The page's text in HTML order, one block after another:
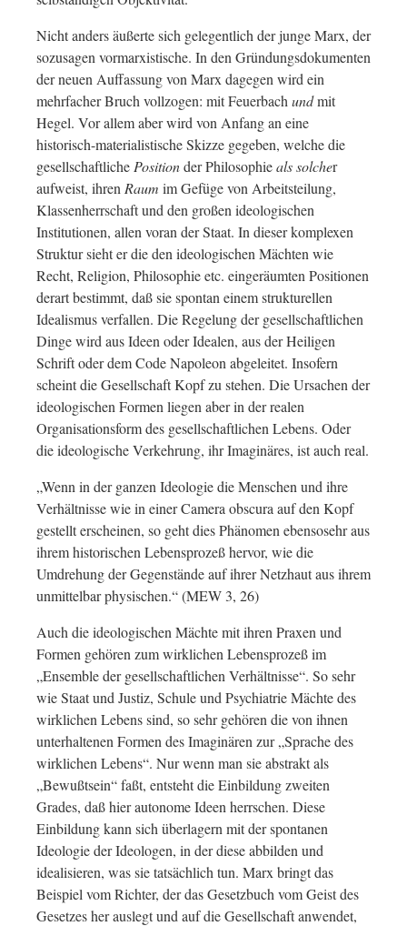
Nicht anders äußerte sich gelegentlich der junge Marx, der
sozusagen vormarxistische. In den Gründungsdokumenten
der neuen Auffassung von Marx dagegen wird ein
mehrfacher Bruch vollzogen: mit Feuerbach undmit
Hegel. Vor allem aber wird von Anfang an eine
historisch-materialistische Skizze gegeben, welche die
gesellschaftliche Positionder Philosophieals solcher
aufweist, ihren Raum im Gefüge von Arbeitsteilung,
Klassenherrschaft und den großen ideologischen
Institutionen, allen voran der Staat. In dieser komplexen
Struktur sieht er die den ideologischen Mächten wie
Recht, Religion, Philosophie etc. eingeräumten Positionen
derart bestimmt, daß sie spontan einem strukturellen
Idealismus verfallen. Die Regelung der gesellschaftlichen
Dinge wird aus Ideen oder Idealen, aus der Heiligen
Schrift oder dem Code Napoleon abgeleitet. Insofern
scheint die Gesellschaft Kopf zu stehen. Die Ursachen der
ideologischen Formen liegen aber in der realen
Organisationsform des gesellschaftlichen Lebens. Oder
die ideologische Verkehrung, ihr Imaginäres, ist auch real.
„Wenn in der ganzen Ideologie die Menschen und ihre
Verhältnisse wie in einer Camera obscura auf den Kopf
gestellt erscheinen, so geht dies Phänomen ebensosehr aus
ihrem historischen Lebens­prozeß hervor, wie die
Umdrehung der Gegenstände auf ihrer Netzhaut aus ihrem
unmittelbar physischen.“ (MEW 3, 26)
Auch die ideologischen Mächte mit ihren Praxen und
Formen gehören zum wirklichen Lebensprozeß im
„Ensemble der gesellschaftlichen Verhältnisse“. So sehr
wie Staat und Justiz, Schule und Psychiatrie Mächte des
wirklichen Lebens sind, so sehr gehören die von ihnen
unterhaltenen Formen des Imaginären zur „Sprache des
wirklichen Lebens“. Nur wenn man sie abstrakt als
„Bewußtsein“ faßt, entsteht die Einbildung zweiten
Grades, daß hier autonome Ideen herrschen. Diese
Einbildung kann sich überlagern mit der spontanen
Ideologie der Ideologen, in der diese abbilden und
idealisieren, was sie tatsächlich tun. Marx bringt das
Beispiel vom Richter, der das Gesetzbuch vom Geist des
Gesetzes her auslegt und auf die Gesellschaft anwendet,